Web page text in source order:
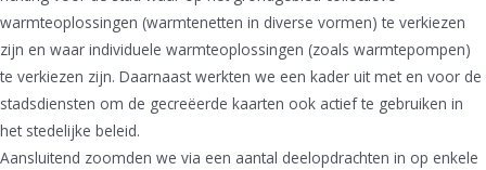
warmteoplossingen (warmtenetten in diverse vormen) te verkiezen
zijn en waar individuele warmteoplossingen (zoals warmtepompen)
te verkiezen zijn. Daarnaast werkten we een kader uit met en voor de
stadsdiensten om de gecreëerde kaarten ook actief te gebruiken in
het stedelijke beleid.
Aansluitend zoomden we via een aantal deelopdrachten in op enkele